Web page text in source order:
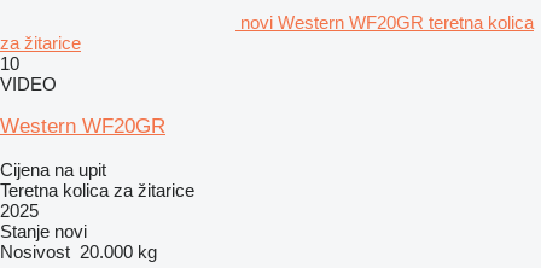
novi Western WF20GR teretna kolica
za žitarice
10
VIDEO
Western WF20GR
Cijena na upit
Teretna kolica za žitarice
2025
Stanje novi
Nosivost 20.000 kg